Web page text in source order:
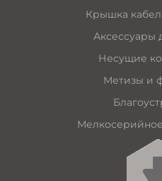
Крышка
Аксессуары
Несущие
Метизы и